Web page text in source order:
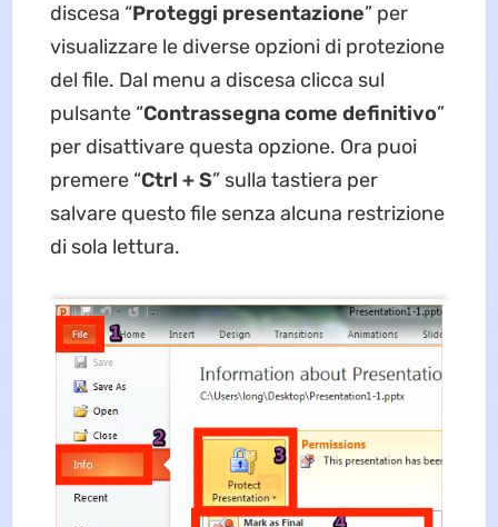
discesa “Proteggi presentazione” per
visualizzare le diverse opzioni di protezione
del file. Dal menu a discesa clicca sul
pulsante “Contrassegna come definitivo”
per disattivare questa opzione. Ora puoi
premere “Ctrl + S” sulla tastiera per
salvare questo file senza alcuna restrizione
di sola lettura.